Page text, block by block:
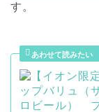
す。